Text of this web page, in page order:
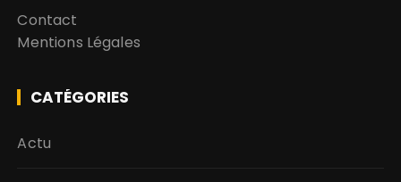
Contact
Mentions Légales
CATÉGORIES
Actu